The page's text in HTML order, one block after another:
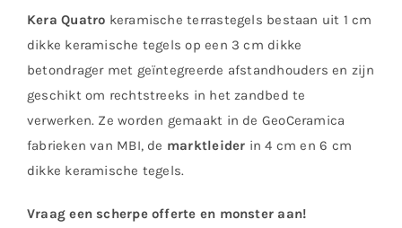
Kera Quatro keramische terrastegels bestaan uit 1 cm
dikke keramische tegels op een 3 cm dikke
betondrager met geïntegreerde afstandhouders en zijn
geschikt om rechtstreeks in het zandbed te
verwerken. Ze worden gemaakt in de GeoCeramica
fabrieken van MBI, de marktleider in 4 cm en 6 cm
dikke keramische tegels.
Vraag een scherpe offerte en monster aan!